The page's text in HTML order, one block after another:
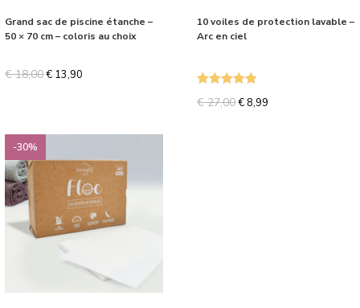
Grand sac de piscine étanche –
50 × 70 cm – coloris au choix
€18,00€ 13,90
10 voiles de protection lavable –
Arc en ciel
€27,00€ 8,99
-30%